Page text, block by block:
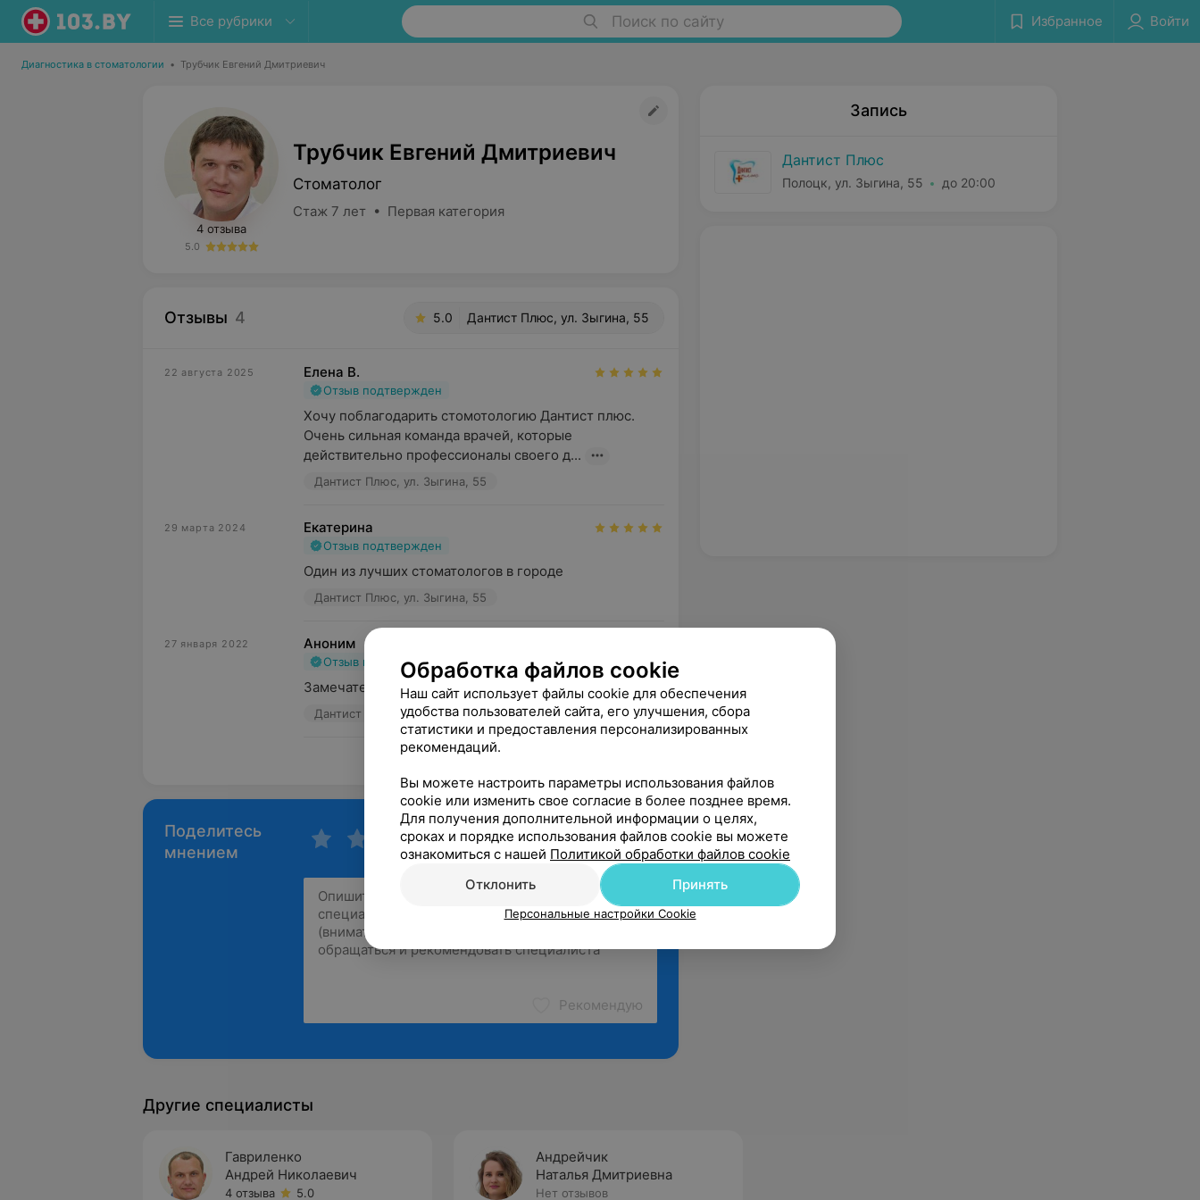
Все рубрики Поиск по сайту Избранное Войти
Диагностика в стоматологии • Трубчик Евгений Дмитриевич
4 отзыва
5.0
Трубчик Евгений Дмитриевич
Стоматолог
Стаж 7 лет • Первая категория
Отзывы 4 5.0 Дантист Плюс, ул. Зыгина, 55
22 августа 2025 Елена В.
Отзыв подтвержден
Хочу поблагодарить стомотологию Дантист плюс.
Очень сильная команда врачей, которые
действительно профессионалы своего д...
Дантист Плюс, ул. Зыгина, 55
29 марта 2024 Екатерина
Отзыв подтвержден
Один из лучших стоматологов в городе
Дантист Плюс, ул. Зыгина, 55
27 января 2022 Аноним
Отзыв подтвержден Рекомендую
Замечательный стоматолог!
Дантист Плюс, ул. Зыгина, 55
Показать ещё
Поделитесь
мнением
Рекомендую
Запись
Дантист Плюс
Полоцк, ул. Зыгина, 55 до 20:00
Другие специалисты
Гавриленко
Андрей Николаевич
4 отзыва 5.0
Андрейчик
Наталья Дмитриевна
Нет отзывов
Обработка файлов cookie
Наш сайт использует файлы cookie для обеспечения
удобства пользователей сайта, его улучшения, сбора
статистики и предоставления персонализированных
рекомендаций.
Вы можете настроить параметры использования файлов
cookie или изменить свое согласие в более позднее время.
Для получения дополнительной информации о целях,
сроках и порядке использования файлов cookie вы можете
ознакомиться с нашей Политикой обработки файлов cookie
Отклонить
Принять
Персональные настройки Cookie